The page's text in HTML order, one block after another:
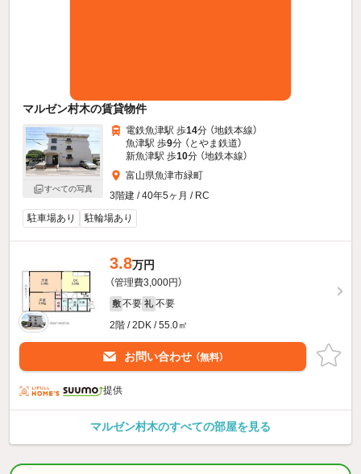
マルゼン村木の賃貸物件
すべての写真
電鉄魚津駅 歩14分 （地鉄本線）
魚津駅 歩9分 （とやま鉄道）
新魚津駅 歩10分 （地鉄本線）
富山県魚津市緑町
3階建 / 40年5ヶ月 / RC
駐車場あり
駐輪場あり
3.8万円
（管理費3,000円）
敷 不要 礼 不要
2階 / 2DK / 55.0㎡
お問い合わせ （無料）
提供
マルゼン村木のすべての部屋を見る